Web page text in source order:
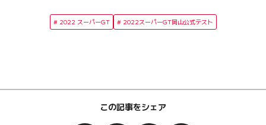
2022 スーパーGT 2022スーパーGT岡山公式テスト
この記事をシェア